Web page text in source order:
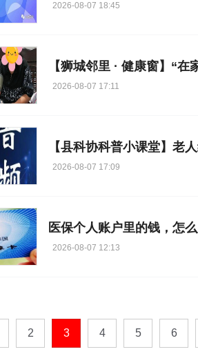
2026-08-07 18:45
2026-08-07 17:11
【县科协科普小课堂】老
2026-08-07 17:09
医保个人账户里的钱，怎
2026-08-07 12:13
2 3 4 5 6